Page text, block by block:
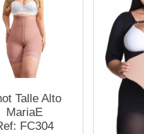
Talle Alto
MariaE
FC304